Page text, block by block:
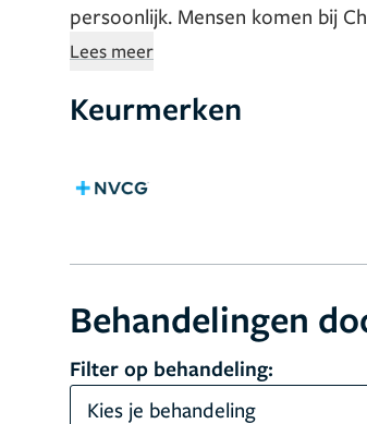
persoonlijk. Mensen komen bij
notie hebben. Samen met zijn
voortgekomen.
Lees meer
Keurmerken
Behandelingen
Filter op behandeling:
Kies je behandeling